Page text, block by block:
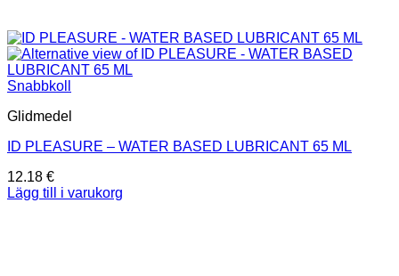
Snabbkoll
Glidmedel
ID PLEASURE – WATER BASED LUBRICANT 65 ML
12.18 €
Lägg till i varukorg